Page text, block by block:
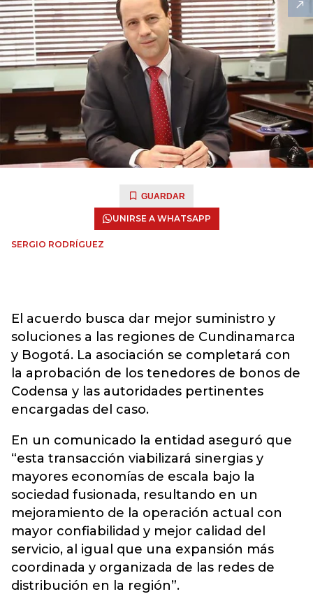
GUARDAR
UNIRSE A WHATSAPP
SERGIO RODRÍGUEZ
El acuerdo busca dar mejor suministro y
soluciones a las regiones de Cundinamarca
y Bogotá. La asociación se completará con
la aprobación de los tenedores de bonos de
Codensa y las autoridades pertinentes
encargadas del caso.
En un comunicado la entidad aseguró que
“esta transacción viabilizará sinergias y
mayores economías de escala bajo la
sociedad fusionada, resultando en un
mejoramiento de la operación actual con
mayor confiabilidad y mejor calidad del
servicio, al igual que una expansión más
coordinada y organizada de las redes de
distribución en la región”.